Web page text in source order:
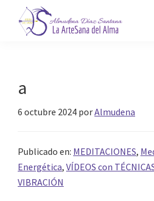
Saltar
Alma
a
6 octubre 2024 porAlmudena
Publicado en: MEDITACIONES,
Energética, VÍDEOS con
VIBRACIÓN